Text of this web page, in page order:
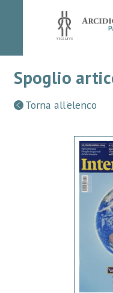
Spoglio
Torna all'elenco